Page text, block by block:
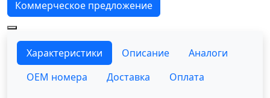
Коммерческое предложение
Характеристики Описание
Аналоги
OEM номера
Доставка Оплата